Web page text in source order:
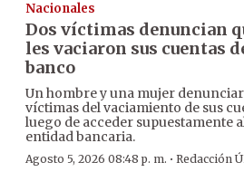
Nacionales
Dos víctimas denuncian
les vaciaron sus cuentas
banco
Un hombre y una mujer
víctimas del vaciamiento de sus
luego de acceder supuestamente
entidad bancaria.
Agosto 5, 2026 08:48 p. m. · Redacción